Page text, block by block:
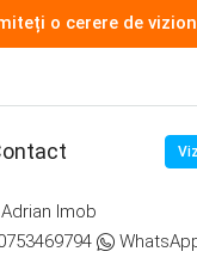
o cerere de
Adrian Imob